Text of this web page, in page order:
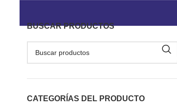
BUSCAR PRODUCTOS
CATEGORÍAS DEL PRODUCTO